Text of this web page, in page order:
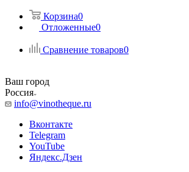
Корзина0
Отложенные0
Сравнение товаров0
Ваш город
Россия
info@vinotheque.ru
Вконтакте
Telegram
YouTube
Яндекс.Дзен